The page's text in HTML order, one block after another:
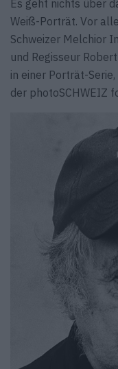
Es geht nichts über
Weiß-Porträt. Vor
Schweizer Melchior
und Regisseur
in einer Porträt-
der photoSCHWEIZ